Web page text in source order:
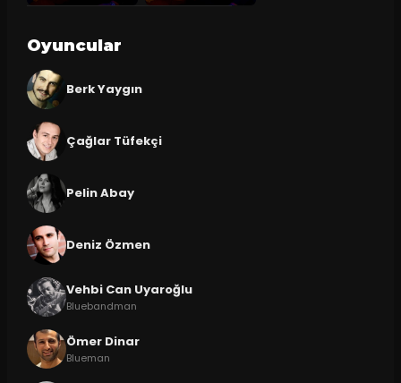
Oyuncular
Berk Yaygın
Çağlar Tüfekçi
Pelin Abay
Deniz Özmen
Vehbi Can Uyaroğlu
Bluebandman
Ömer Dinar
Blueman